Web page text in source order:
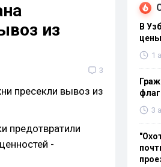
из
3
предотвратили
-
В
1
3